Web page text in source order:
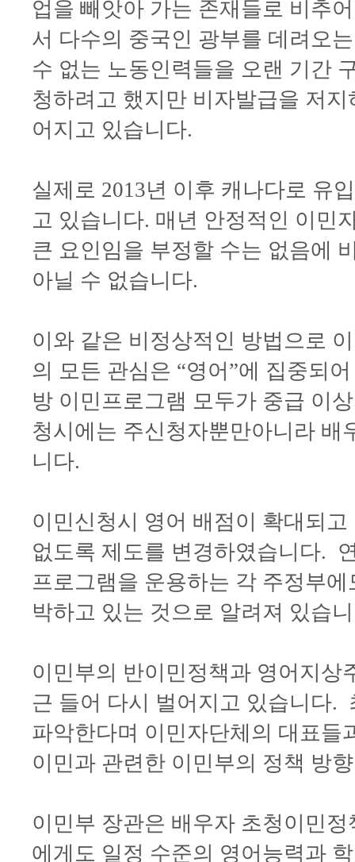
업을 빼앗아 가는 존재들로 비추
서 다수의 중국인 광부를 데려오
수 없는 노동인력들을 오랜 기간
청하려고 했지만 비자발급을 저
어지고 있습니다.
실제로 2013년 이후 캐나다로 유
고 있습니다. 매년 안정적인 이민
큰 요인임을 부정할 수는 없음에
아닐 수 없습니다.
이와 같은 비정상적인 방법으로
의 모든 관심은 “영어”에 집중되
방 이민프로그램 모두가 중급 이
청시에는 주신청자뿐만아니라 배
니다.
이민신청시 영어 배점이 확대되
없도록 제도를 변경하였습니다.
프로그램을 운용하는 각 주정부
박하고 있는 것으로 알려져
이민부의 반이민정책과 영어지상
근 들어 다시 벌어지고 있습니다.
파악한다며 이민자단체의 대표들
이민과 관련한 이민부의 정책 방
이민부 장관은 배우자 초청이민
에게도 일정 수준의 영어능력과